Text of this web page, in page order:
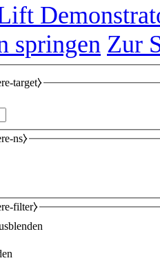
springen Zur
target⧽
ns⧽
filter⧽